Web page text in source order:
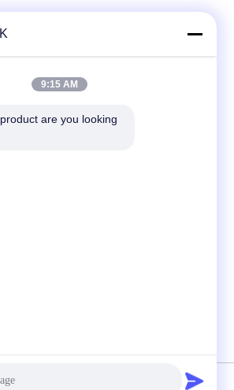
LTD . সব সমস্ত অধিকার সংরক্ষিত।
9:15 AM
are you looking